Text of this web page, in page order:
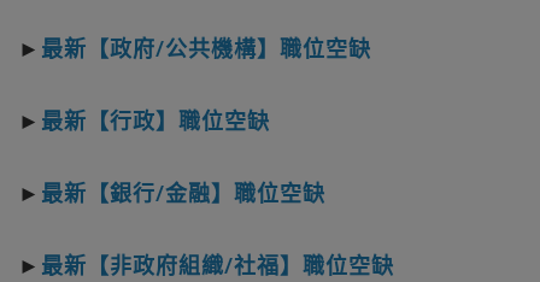
► 最新【政府/公共機構】職位空缺
► 最新【行政】職位空缺
► 最新【銀行/金融】職位空缺
► 最新【非政府組織/社福】職位空缺